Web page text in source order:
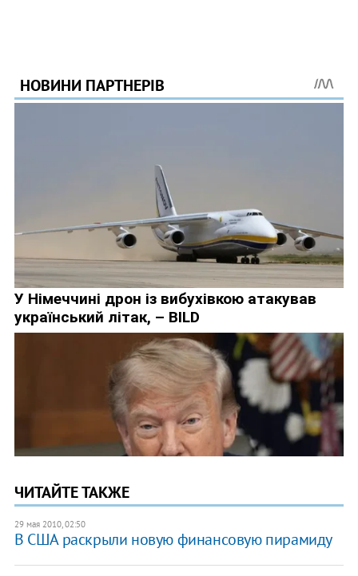
ЧИТАЙТЕ ТАКЖЕ
29 мая 2010, 02:50
В США раскрыли новую финансовую пирамиду